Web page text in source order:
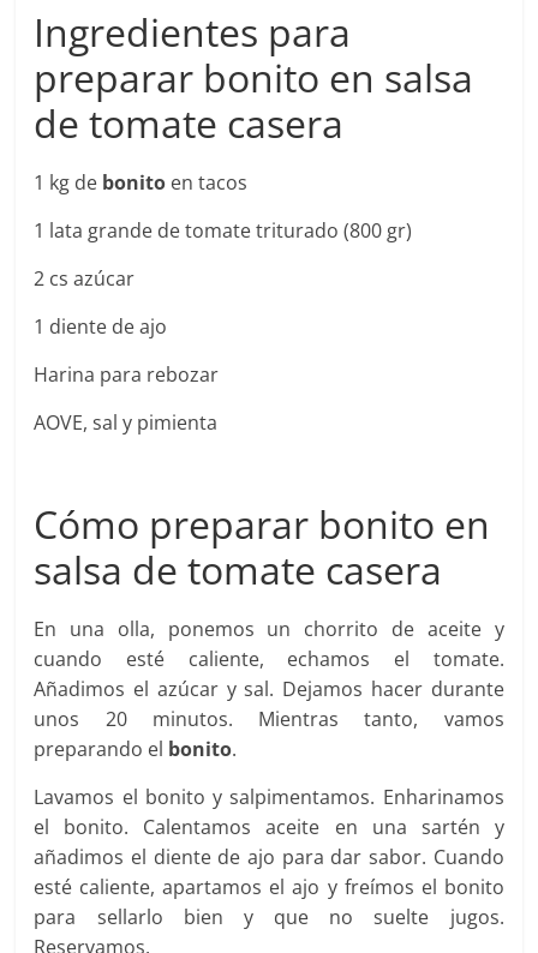
Ingredientes para
preparar bonito en salsa
de tomate casera
1 kg de bonito en tacos
1 lata grande de tomate triturado (800 gr)
2 cs azúcar
1 diente de ajo
Harina para rebozar
AOVE, sal y pimienta
Cómo preparar bonito en
salsa de tomate casera
En una olla, ponemos un chorrito de aceite y
cuando esté caliente, echamos el tomate.
Añadimos el azúcar y sal. Dejamos hacer durante
unos 20 minutos. Mientras tanto, vamos
preparando el bonito.
Lavamos el bonito y salpimentamos. Enharinamos
el bonito. Calentamos aceite en una sartén y
añadimos el diente de ajo para dar sabor. Cuando
esté caliente, apartamos el ajo y freímos el bonito
para sellarlo bien y que no suelte jugos.
Reservamos.